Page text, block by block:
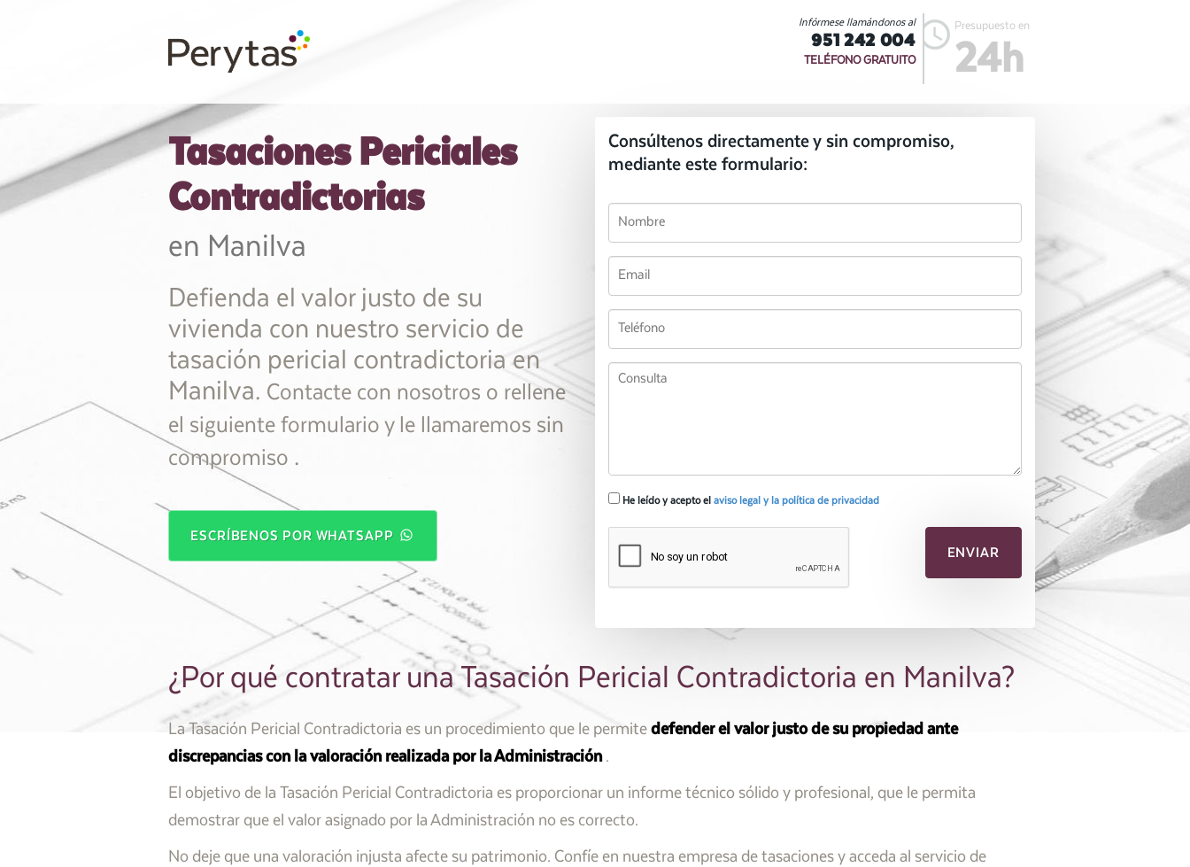
Presupuesto en
24h
Infórmese llamándonos al
951 242 004
TELÉFONO GRATUITO
Tasaciones Periciales
Contradictorias
en Manilva
Defienda el valor justo de su
vivienda con nuestro servicio de
tasación pericial contradictoria en
Manilva. Contacte con nosotros o rellene
el siguiente formulario y le llamaremos sin
compromiso .
ESCRÍBENOS POR WHATSAPP
Consúltenos directamente y sin compromiso,
mediante este formulario:
He leído y acepto el aviso legal y la política de privacidad
¿Por qué contratar una Tasación Pericial Contradictoria en Manilva?
La Tasación Pericial Contradictoria es un procedimiento que le permitedefender el valor justo de su propiedad ante
discrepancias con la valoración realizada por la Administración.
El objetivo de la Tasación Pericial Contradictoria es proporcionar un informe técnico sólido y profesional, que le permita
demostrar que el valor asignado por la Administración no es correcto.
No deje que una valoración injusta afecte su patrimonio. Confíe en nuestra empresa de tasaciones y acceda al servicio de